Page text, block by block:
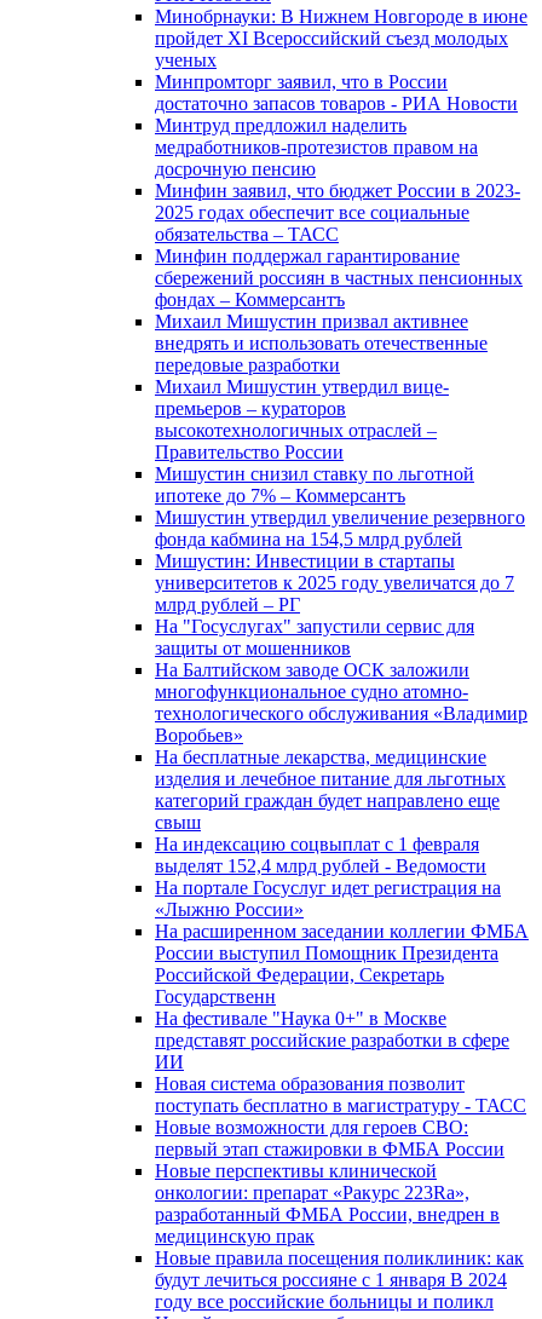
Минобрнауки: В Нижнем Новгороде в июне
пройдет XI Всероссийский съезд молодых
ученых
Минпромторг заявил, что в России
достаточно запасов товаров - РИА Новости
Минтруд предложил наделить
медработников-протезистов правом на
досрочную пенсию
Минфин заявил, что бюджет России в 2023-
2025 годах обеспечит все социальные
обязательства – ТАСС
Минфин поддержал гарантирование
сбережений россиян в частных пенсионных
фондах – Коммерсантъ
Михаил Мишустин призвал активнее
внедрять и использовать отечественные
передовые разработки
Михаил Мишустин утвердил вице-
премьеров – кураторов
высокотехнологичных отраслей –
Правительство России
Мишустин снизил ставку по льготной
ипотеке до 7% – Коммерсантъ
Мишустин утвердил увеличение резервного
фонда кабмина на 154,5 млрд рублей
Мишустин: Инвестиции в стартапы
университетов к 2025 году увеличатся до 7
млрд рублей – РГ
На "Госуслугах" запустили сервис для
защиты от мошенников
На Балтийском заводе ОСК заложили
многофункциональное судно атомно-
технологического обслуживания «Владимир
Воробьев»
На бесплатные лекарства, медицинские
изделия и лечебное питание для льготных
категорий граждан будет направлено еще
свыш
На индексацию соцвыплат с 1 февраля
выделят 152,4 млрд рублей - Ведомости
На портале Госуслуг идет регистрация на
«Лыжню России»
На расширенном заседании коллегии ФМБА
России выступил Помощник Президента
Российской Федерации, Секретарь
Государственн
На фестивале "Наука 0+" в Москве
представят российские разработки в сфере
ИИ
Новая система образования позволит
поступать бесплатно в магистратуру - ТАСС
Новые возможности для героев СВО:
первый этап стажировки в ФМБА России
Новые перспективы клинической
онкологии: препарат «Ракурс 223Ra»,
разработанный ФМБА России, внедрен в
медицинскую прак
Новые правила посещения поликлиник: как
будут лечиться россияне с 1 января В 2024
году все российские больницы и поликл